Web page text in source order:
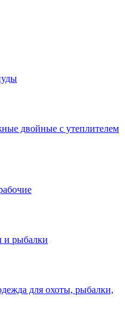
двойные с утеплителем
и рыбалки
для охоты, рыбалки,